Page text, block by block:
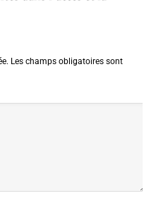
Les champs obligatoires sont